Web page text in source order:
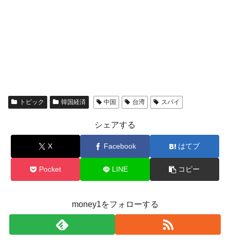
トピック 韓国経済 中国 台湾 スパイ
シェアする
X Facebook はてブ
Pocket LINE コピー
money1をフォローする